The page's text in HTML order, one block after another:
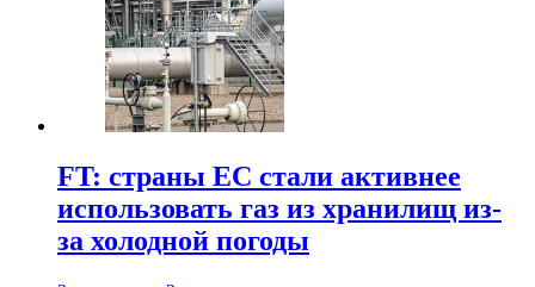
FT: страны ЕС стали активнее
использовать газ из хранилищ из-
за холодной погоды